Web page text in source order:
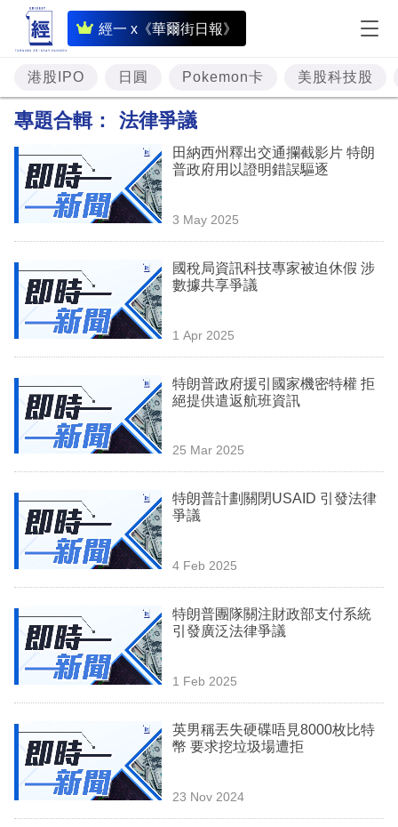
經一 x《華爾街日報》
即
時
財
經
投
資
理
業
科
技
場
生
時
事
訂
閱
港股IPO 日圓 Pokemon卡 美股科技股
專題合輯： 法律爭議
田納西州釋出交通攔截影片 特朗
普政府用以證明錯誤驅逐
3 May 2025
國稅局資訊科技專家被迫休假 涉
數據共享爭議
1 Apr 2025
特朗普政府援引國家機密特權 拒
絕提供遣返航班資訊
25 Mar 2025
特朗普計劃關閉USAID 引發法律
爭議
4 Feb 2025
特朗普團隊關注財政部支付系統
引發廣泛法律爭議
1 Feb 2025
英男稱丟失硬碟唔見8000枚比特
幣 要求挖垃圾場遭拒
23 Nov 2024